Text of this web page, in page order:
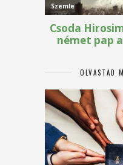
OLVASTAD